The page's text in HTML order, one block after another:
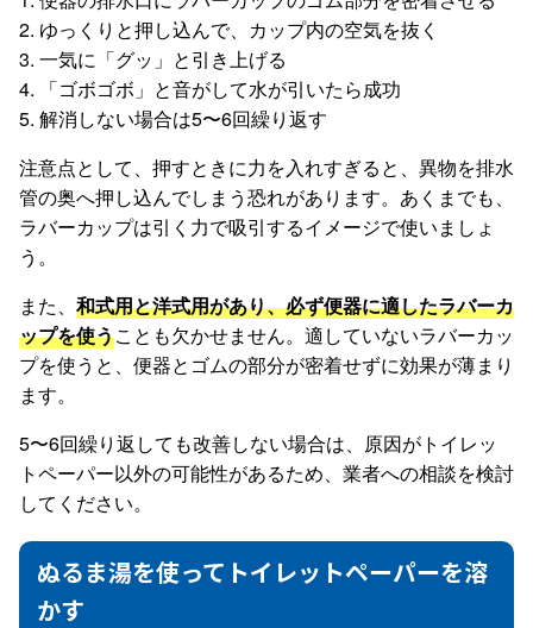
2. ゆっくりと押し込んで、カップ内の空気を抜く
3. 一気に「グッ」と引き上げる
4. 「ゴボゴボ」と音がして水が引いたら成功
5. 解消しない場合は5〜6回繰り返す
注意点として、押すときに力を入れすぎると、異物を排水
管の奥へ押し込んでしまう恐れがあります。あくまでも、
ラバーカップは引く力で吸引するイメージで使いましょ
う。
また、 和式用と洋式用があり、必ず便器に適したラバーカ
ップを使うことも欠かせません。適していないラバーカッ
プを使うと、便器とゴムの部分が密着せずに効果が薄まり
ます。
5〜6回繰り返しても改善しない場合は、原因がトイレッ
トペーパー以外の可能性があるため、業者への相談を検討
してください。
ぬるま湯を使ってトイレットペーパーを溶
かす